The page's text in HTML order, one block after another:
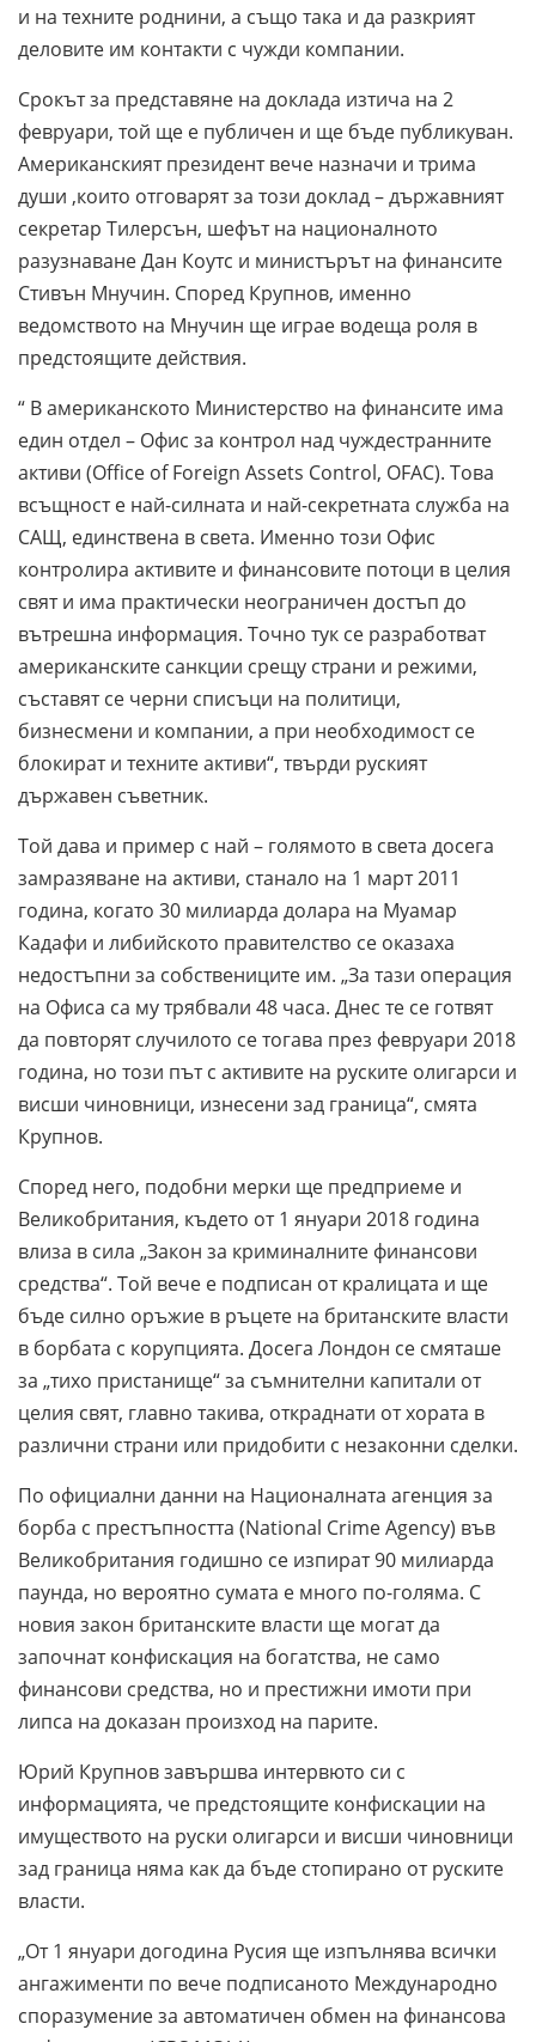
и на техните роднини, а също така и да разкрият
деловите им контакти с чужди компании.
Срокът за представяне на доклада изтича на 2
февруари, той ще е публичен и ще бъде публикуван.
Американският президент вече назначи и трима
души ,които отговарят за този доклад – държавният
секретар Тилерсън, шефът на националното
разузнаване Дан Коутс и министърът на финансите
Стивън Мнучин. Според Крупнов, именно
ведомството на Мнучин ще играе водеща роля в
предстоящите действия.
“ В американското Министерство на финансите има
един отдел – Офис за контрол над чуждестранните
активи (Office of Foreign Assets Control, OFAC). Това
всъщност е най-силната и най-секретната служба на
САЩ, единствена в света. Именно този Офис
контролира активите и финансовите потоци в целия
свят и има практически неограничен достъп до
вътрешна информация. Точно тук се разработват
американските санкции срещу страни и режими,
съставят се черни списъци на политици,
бизнесмени и компании, а при необходимост се
блокират и техните активи“, твърди руският
държавен съветник.
Той дава и пример с най – голямото в света досега
замразяване на активи, станало на 1 март 2011
година, когато 30 милиарда долара на Муамар
Кадафи и либийското правителство се оказаха
недостъпни за собствениците им. „За тази операция
на Офиса са му трябвали 48 часа. Днес те се готвят
да повторят случилото се тогава през февруари 2018
година, но този път с активите на руските олигарси и
висши чиновници, изнесени зад граница“, смята
Крупнов.
Според него, подобни мерки ще предприеме и
Великобритания, където от 1 януари 2018 година
влиза в сила „Закон за криминалните финансови
средства“. Той вече е подписан от кралицата и ще
бъде силно оръжие в ръцете на британските власти
в борбата с корупцията. Досега Лондон се смяташе
за „тихо пристанище“ за съмнителни капитали от
целия свят, главно такива, откраднати от хората в
различни страни или придобити с незаконни сделки.
По официални данни на Националната агенция за
борба с престъпността (National Crime Agency) във
Великобритания годишно се изпират 90 милиарда
паунда, но вероятно сумата е много по-голяма. С
новия закон британските власти ще могат да
започнат конфискация на богатства, не само
финансови средства, но и престижни имоти при
липса на доказан произход на парите.
Юрий Крупнов завършва интервюто си с
информацията, че предстоящите конфискации на
имуществото на руски олигарси и висши чиновници
зад граница няма как да бъде стопирано от руските
власти.
„От 1 януари догодина Русия ще изпълнява всички
ангажименти по вече подписаното Международно
споразумение за автоматичен обмен на финансова